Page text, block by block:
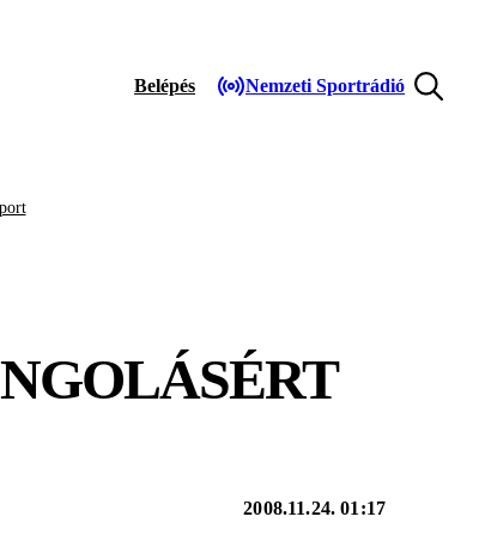
Belépés Nemzeti Sportrádió
2008.11.24. 01:17